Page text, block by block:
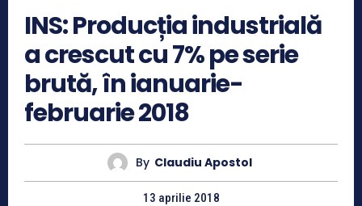
INS: Producția industrială
a crescut cu 7% pe serie
brută, în ianuarie-
februarie 2018
By Claudiu Apostol
13 aprilie 2018